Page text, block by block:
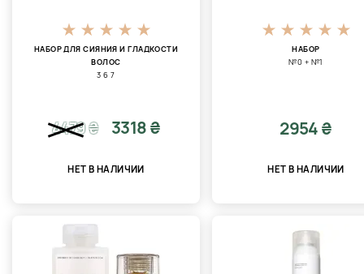
НАБОР ДЛЯ СИЯНИЯ И ГЛАДКОСТИ
ВОЛОС
3 6 7
4479₴ 3318 ₴
НЕТ В НАЛИЧИИ
НАБОР
№0 + №1
2954 ₴
НЕТ В НАЛИЧИИ